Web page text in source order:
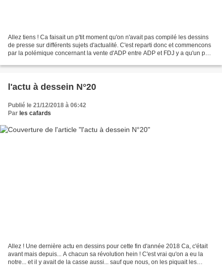
Allez tiens ! Ca faisait un p'tit moment qu'on n'avait pas compilé les dessins
de presse sur différents sujets d'actualité. C'est reparti donc et commencons
par la polémique concernant la vente d'ADP entre ADP et FDJ y a qu'un pas.
l'actu à dessein N°20
Publié le 21/12/2018 à 06:42
Par les cafards
Allez ! Une dernière actu en dessins pour cette fin d'année 2018 Ca, c'était
avant mais depuis... A chacun sa révolution hein ! C'est vrai qu'on a eu la
notre... et il y avait de la casse aussi... sauf que nous, on les piquait les